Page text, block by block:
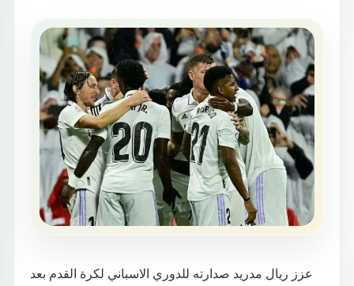
عزز ريال مدريد صدارته للدوري الاسباني لكرة القدم بعد